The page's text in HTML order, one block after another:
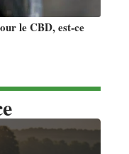
le CBD, est-ce